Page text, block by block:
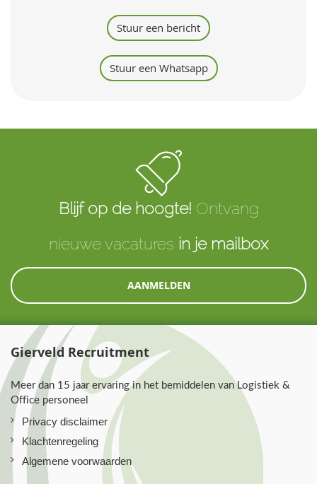
Stuur een bericht
Stuur een Whatsapp
Blijf op de hoogte! Ontvang
nieuwe vacatures in je mailbox
AANMELDEN
Gierveld Recruitment
Meer dan 15 jaar ervaring in het bemiddelen van Logistiek &
Office personeel
Privacy disclaimer
Klachtenregeling
Algemene voorwaarden